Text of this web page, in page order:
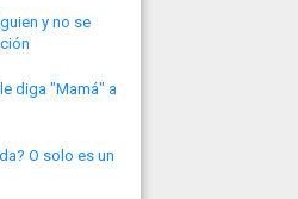
y no se
diga "Mamá" a
O solo es un